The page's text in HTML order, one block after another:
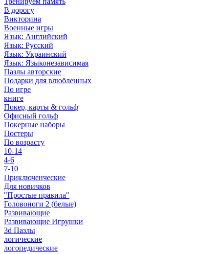
В дорогу
Викторина
Военные игры
Язык: Английский
Язык: Русский
Язык: Украинский
Язык: Языконезависимая
Пазлы авторские
Подарки для влюбленных
По игре
книге
Покер, карты & гольф
Офисный гольф
Покерные наборы
Постеры
По возрасту
10-14
4-6
7-10
Приключенческие
Для новичков
"Простые правила"
Головоноги 2 (белые)
Развивающие
Развивающие Игрушки
3d Пазлы
логические
логопедические